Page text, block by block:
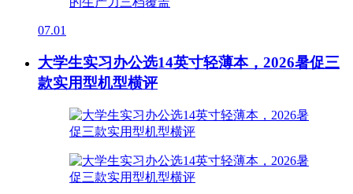
07.01
大学生实习办公选14英寸轻薄本，2026暑促三
款实用型机型横评